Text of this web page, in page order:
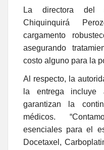
La directora del
Chiquinquirá
cargamento
asegurando
costo alguno para la
Al respecto, la
la entrega incluye
garantizan la
médicos.
esenciales para el
Docetaxel,